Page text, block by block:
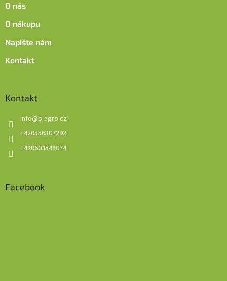
O nás
O nákupu
Napište nám
Kontakt
Kontakt
info@b-agro.cz
+420556307292
+420603548074
Facebook